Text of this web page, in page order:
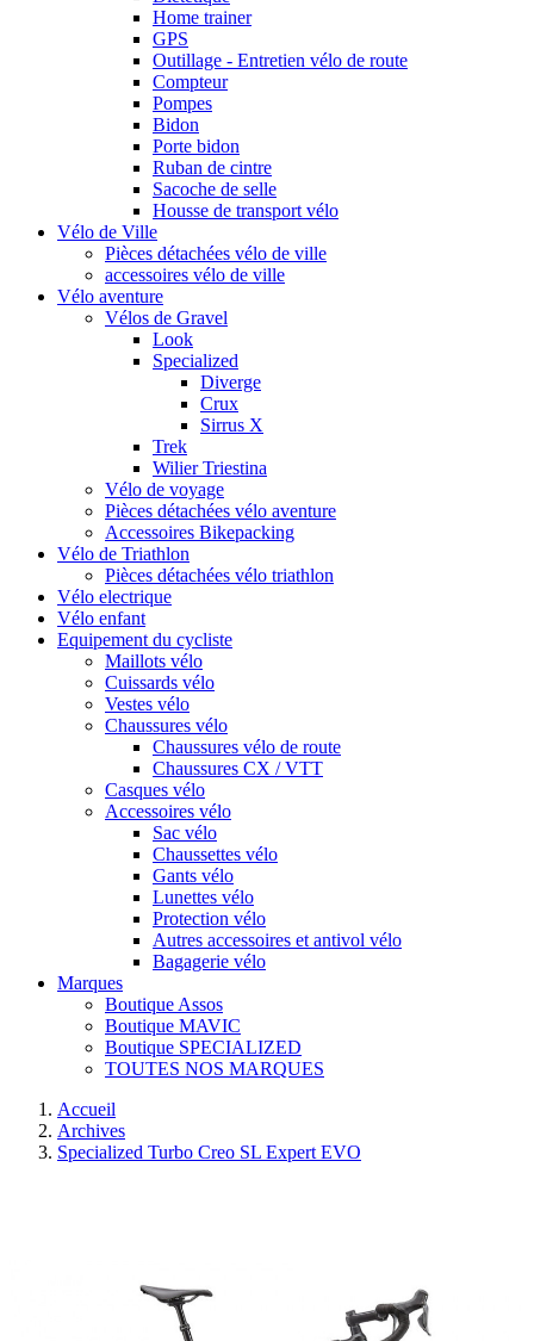
Home trainer
GPS
Outillage - Entretien vélo de route
Compteur
Pompes
Bidon
Porte bidon
Ruban de cintre
Sacoche de selle
Housse de transport vélo
Vélo de Ville
Pièces détachées vélo de ville
accessoires vélo de ville
Vélo aventure
Vélos de Gravel
Look
Specialized
Diverge
Crux
Sirrus X
Trek
Wilier Triestina
Vélo de voyage
Pièces détachées vélo aventure
Accessoires Bikepacking
Vélo de Triathlon
Pièces détachées vélo triathlon
Vélo electrique
Vélo enfant
Equipement du cycliste
Maillots vélo
Cuissards vélo
Vestes vélo
Chaussures vélo
Chaussures vélo de route
Chaussures CX / VTT
Casques vélo
Accessoires vélo
Sac vélo
Chaussettes vélo
Gants vélo
Lunettes vélo
Protection vélo
Autres accessoires et antivol vélo
Bagagerie vélo
Marques
Boutique Assos
Boutique MAVIC
Boutique SPECIALIZED
TOUTES NOS MARQUES
Accueil
Archives
Specialized Turbo Creo SL Expert EVO